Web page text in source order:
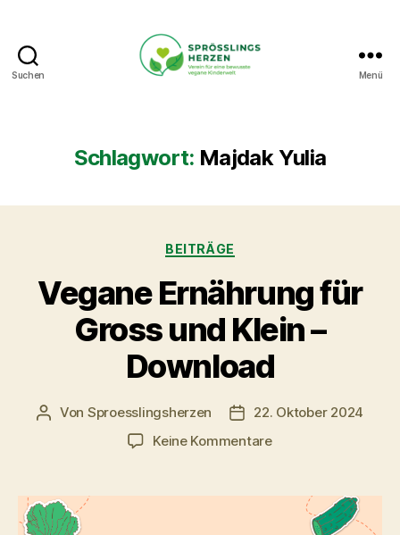
Suchen
für
eine
vegane
Menü
Schlagwort: Majdak Yulia
Kategorien
BEITRÄGE
Vegane Ernährung für
Gross und Klein –
Download
Beitragsautor
Von Sproesslingsherzen Veröffentlichungsdatum
22. Oktober 2024
Keine Kommentarezu